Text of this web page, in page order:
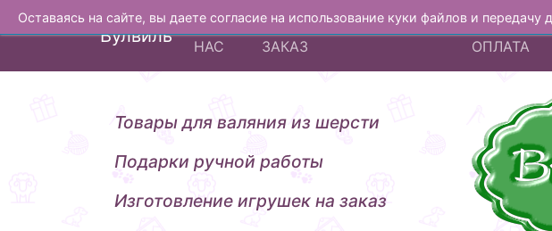
Оставаясь на сайте, вы даете согласие на использование куки файлов и
Вулвиль
О
НАС
ИЗГОТОВЛЕНИЕ НА
ЗАКАЗ
ОПЛАТА
Товары для валяния из шерсти
Подарки ручной работы
Изготовление игрушек на заказ